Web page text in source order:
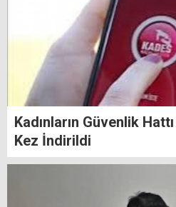
Kadınların Güvenlik
Kez İndirildi